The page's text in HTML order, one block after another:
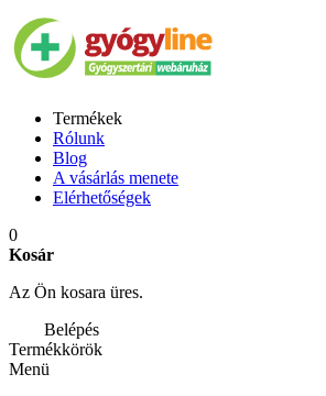
Termékek
Rólunk
Blog
A vásárlás menete
Elérhetőségek
0
Kosár
Az Ön kosara üres.
Belépés
Termékkörök
Menü